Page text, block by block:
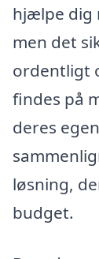
hjælpe dig
men det
ordentligt
findes på
deres
løsning,
budget.